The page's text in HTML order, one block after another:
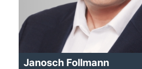
Janosch Follmann